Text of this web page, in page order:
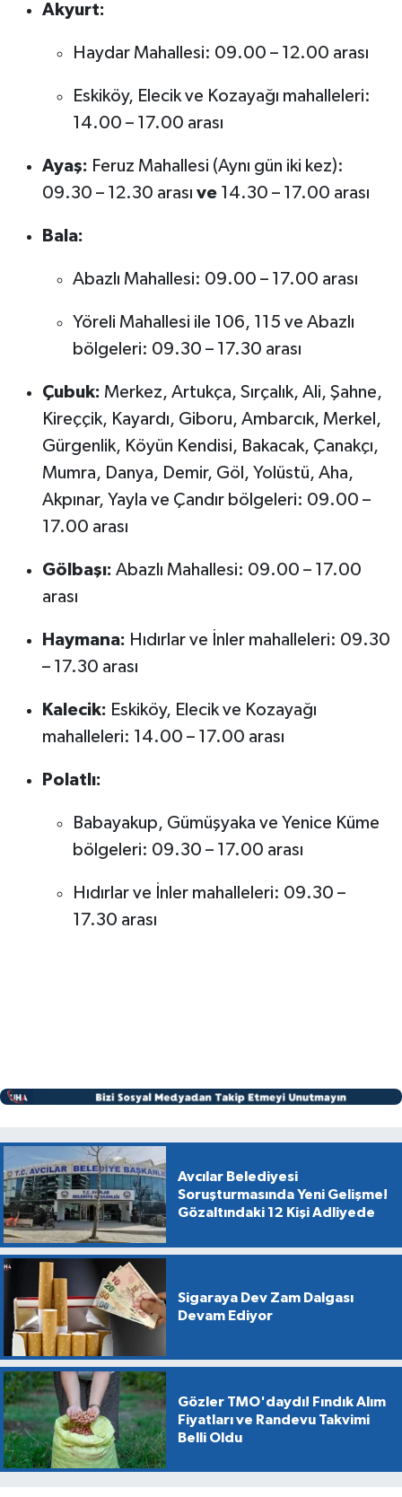
Akyurt:
Haydar Mahallesi: 09.00 – 12.00 arası
Eskiköy, Elecik ve Kozayağı mahalleleri:
14.00 – 17.00 arası
Ayaş: Feruz Mahallesi (Aynı gün iki kez):
09.30 – 12.30 arası ve14.30 – 17.00 arası
Bala:
Abazlı Mahallesi: 09.00 – 17.00 arası
Yöreli Mahallesi ile 106, 115 ve Abazlı
bölgeleri: 09.30 – 17.30 arası
Çubuk: Merkez, Artukça, Sırçalık, Ali, Şahne,
Kireççik, Kayardı, Giboru, Ambarcık, Merkel,
Gürgenlik, Köyün Kendisi, Bakacak, Çanakçı,
Mumra, Danya, Demir, Göl, Yolüstü, Aha,
Akpınar, Yayla ve Çandır bölgeleri: 09.00 –
17.00 arası
Gölbaşı: Abazlı Mahallesi: 09.00 – 17.00
arası
Haymana: Hıdırlar ve İnler mahalleleri: 09.30
– 17.30 arası
Kalecik: Eskiköy, Elecik ve Kozayağı
mahalleleri: 14.00 – 17.00 arası
Polatlı:
Babayakup, Gümüşyaka ve Yenice Küme
bölgeleri: 09.30 – 17.00 arası
Hıdırlar ve İnler mahalleleri: 09.30 –
17.30 arası
Avcılar Belediyesi
Soruşturmasında Yeni Gelişme!
Gözaltındaki 12 Kişi Adliyede
Sigaraya Dev Zam Dalgası
Devam Ediyor
Gözler TMO'daydı! Fındık Alım
Fiyatları ve Randevu Takvimi
Belli Oldu